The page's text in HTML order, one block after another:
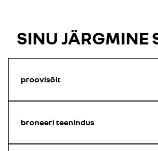
SINU JÄRGMINE
proovisõit
broneeri teenindus